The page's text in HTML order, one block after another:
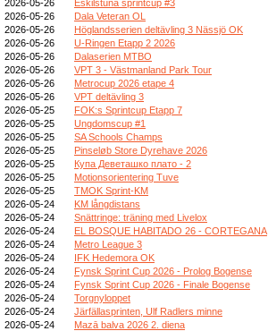
2026-05-26
Eskilstuna sprintcup #3
2026-05-26
Dala Veteran OL
2026-05-26
Höglandsserien deltävling 3 Nässjö OK
2026-05-26
U-Ringen Etapp 2 2026
2026-05-26
Dalaserien MTBO
2026-05-26
VPT 3 - Västmanland Park Tour
2026-05-26
Metrocup 2026 etape 4
2026-05-26
VPT deltävling 3
2026-05-25
FOK:s Sprintcup Etapp 7
2026-05-25
Ungdomscup #1
2026-05-25
SA Schools Champs
2026-05-25
Pinseløb Store Dyrehave 2026
2026-05-25
Купа Деветашко плато - 2
2026-05-25
Motionsorientering Tuve
2026-05-25
TMOK Sprint-KM
2026-05-24
KM långdistans
2026-05-24
Snättringe: träning med Livelox
2026-05-24
EL BOSQUE HABITADO 26 - CORTEGANA
2026-05-24
Metro League 3
2026-05-24
IFK Hedemora OK
2026-05-24
Fynsk Sprint Cup 2026 - Prolog Bogense
2026-05-24
Fynsk Sprint Cup 2026 - Finale Bogense
2026-05-24
Torgnyloppet
2026-05-24
Järfällasprinten, Ulf Radlers minne
2026-05-24
Mazā balva 2026 2. diena